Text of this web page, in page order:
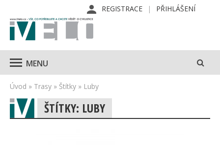
REGISTRACE PŘIHLÁŠENÍ
MENU
Úvod » Trasy » Štítky » Luby
ŠTÍTKY: LUBY